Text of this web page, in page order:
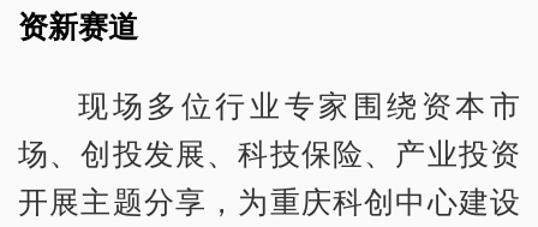
资新赛道
现场多位行业专家围绕资本市
场、创投发展、科技保险、产业投资
开展主题分享，为重庆科创中心建设